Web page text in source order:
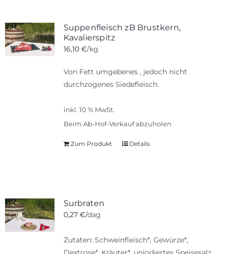
auf.
auf
der
werden
Suppenfleisch zB Brustkern,
Kavalierspitz
16,10 €/kg
Von Fett umgebenes , jedoch nicht
durchzogenes Siedefleisch.
inkl. 10 % MwSt.
Beim Ab-Hof-Verkauf abzuholen
Zum Produkt Details
Surbraten
0,27 €/dag
Zutaten: Schweinfleisch*, Gewürze*,